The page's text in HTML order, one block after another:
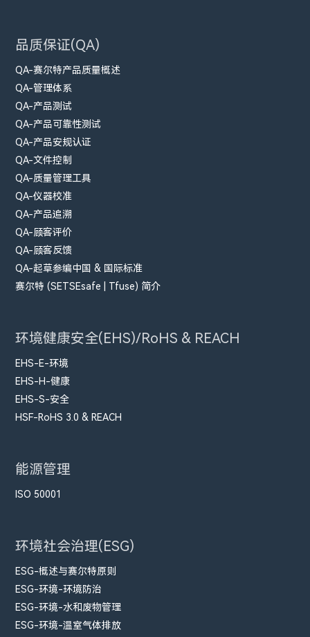
品质保证(QA)
QA-赛尔特产品质量概述
QA-管理体系
QA-产品测试
QA-产品可靠性测试
QA-产品安规认证
QA-文件控制
QA-质量管理工具
QA-仪器校准
QA-产品追溯
QA-顾客评价
QA-顾客反馈
QA-起草参编中国 & 国际标准
赛尔特 (SETSEsafe | Tfuse) 简介
环境健康安全(EHS)/RoHS & REACH
EHS-E-环境
EHS-H-健康
EHS-S-安全
HSF-RoHS 3.0 & REACH
能源管理
ISO 50001
环境社会治理(ESG)
ESG-概述与赛尔特原则
ESG-环境-环境防治
ESG-环境-水和废物管理
ESG-环境-温室气体排放